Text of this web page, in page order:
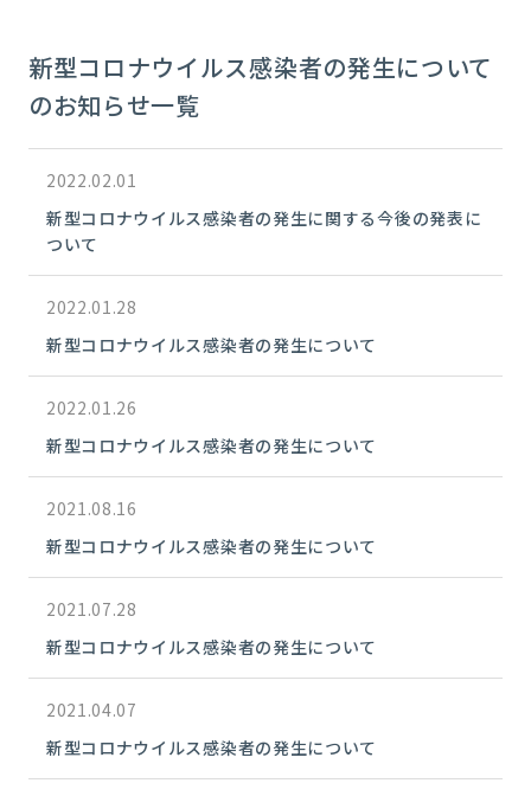
新型コロナウイルス感染者の発生について
のお知らせ一覧
2022.02.01
新型コロナウイルス感染者の発生に関する今後の発表に
ついて
2022.01.28
新型コロナウイルス感染者の発生について
2022.01.26
新型コロナウイルス感染者の発生について
2021.08.16
新型コロナウイルス感染者の発生について
2021.07.28
新型コロナウイルス感染者の発生について
2021.04.07
新型コロナウイルス感染者の発生について